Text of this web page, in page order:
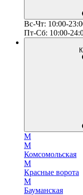
Вс-Чт: 10:00-
Пт-Сб: 10:00-
М
М
Комсомольская
М
Красные ворота
М
Бауманская